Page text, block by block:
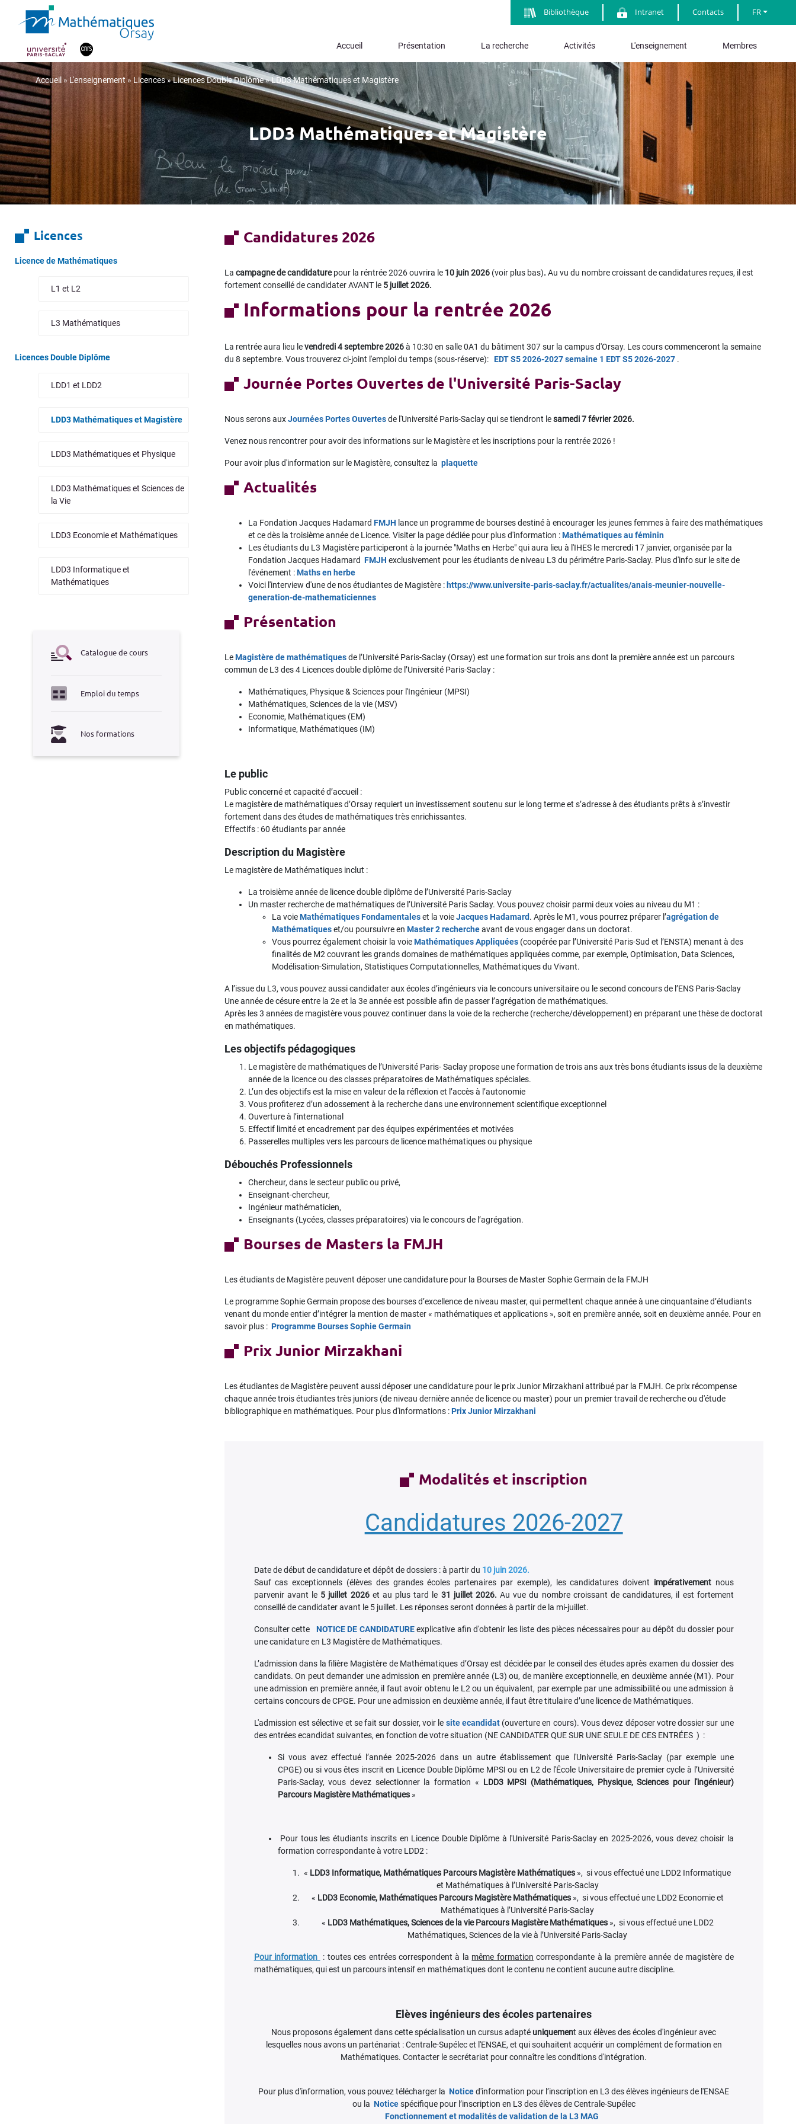
Bibliothèque Intranet Contacts FR
Accueil Présentation La recherche Activités L'enseignement Membres
Accueil » L'enseignement » Licences»Licences Double Diplôme»LDD3 Mathématiques et Magistère
LDD3 Mathématiques et Magistère
Licences
Licence de Mathématiques
L1 et L2
L3 Mathématiques
Licences Double Diplôme
LDD1 et LDD2
LDD3 Mathématiques et Magistère
LDD3 Mathématiques et Physique
LDD3 Mathématiques et Sciences de
la Vie
LDD3 Economie et Mathématiques
LDD3 Informatique et
Mathématiques
Catalogue de cours
Emploi du temps
Nos formations
Candidatures 2026
La campagne de candidaturepour la réntrée 2026 ouvrira le 10 juin 2026 (voir plus bas). Au vu du nombre croissant de candidatures reçues, il est
fortement conseillé de candidater AVANT le 5 juillet 2026.
Informations pour la rentrée 2026
La rentrée aura lieu levendredi 4 septembre 2026à 10:30 en salle 0A1 du bâtiment 307 sur la campus d'Orsay. Les cours commenceront la semaine
du 8 septembre. Vous trouverez ci-joint l'emploi du temps (sous-réserve): EDT S5 2026-2027 semaine 1 EDT S5 2026-2027 .
Journée Portes Ouvertes de l'Université Paris-Saclay
Nous serons auxJournées Portes Ouvertesde l'Université Paris-Saclay qui se tiendront lesamedi 7 février 2026.
Venez nous rencontrer pour avoir des informations sur le Magistère et les inscriptions pour la rentrée 2026 !
Pour avoir plus d'information sur le Magistère, consultez la plaquette
Actualités
La Fondation Jacques Hadamard FMJH lance un programme de bourses destiné à encourager les jeunes femmes à faire des mathématiques
et ce dès la troisième année de Licence. Visiter la page dédiée pour plus d'information :Mathématiques au féminin
Les étudiants du L3 Magistère participeront à la journée "Maths en Herbe" qui aura lieu à l'IHES le mercredi 17 janvier, organisée par la
Fondation Jacques Hadamard FMJH exclusivement pour les étudiants de niveau L3 du périmétre Paris-Saclay. Plus d'info sur le site de
l'événement :Maths en herbe
Voici l'interview d'une de nos étudiantes de Magistère :https://www.universite-paris-saclay.fr/actualites/anais-meunier-nouvelle-
generation-de-mathematiciennes
Présentation
LeMagistère de mathématiquesde l’Université Paris-Saclay (Orsay) est une formation sur trois ans dont la première année est un parcours
commun de L3 des 4 Licences double diplôme de l’Université Paris-Saclay :
Mathématiques, Physique & Sciences pour l'Ingénieur (MPSI)
Mathématiques, Sciences de la vie (MSV)
Economie, Mathématiques (EM)
Informatique, Mathématiques (IM)
Le public
Public concerné et capacité d’accueil :
Le magistère de mathématiques d’Orsay requiert un investissement soutenu sur le long terme et s’adresse à des étudiants prêts à s’investir
fortement dans des études de mathématiques très enrichissantes.
Effectifs : 60 étudiants par année
Description du Magistère
Le magistère de Mathématiques inclut :
La troisième année de licence double diplôme de l’Université Paris-Saclay
Un master recherche de mathématiques de l’Université Paris Saclay. Vous pouvez choisir parmi deux voies au niveau du M1 :
La voieMathématiques Fondamentaleset la voieJacques Hadamard. Après le M1, vous pourrez préparer l’agrégation de
Mathématiqueset/ou poursuivre en Master 2 rechercheavant de vous engager dans un doctorat.
Vous pourrez également choisir la voieMathématiques Appliquées(coopérée par l’Université Paris-Sud et l’ENSTA) menant à des
finalités de M2 couvrant les grands domaines de mathématiques appliquées comme, par exemple, Optimisation, Data Sciences,
Modélisation-Simulation, Statistiques Computationnelles, Mathématiques du Vivant.
A l’issue du L3, vous pouvez aussi candidater aux écoles d’ingénieurs via le concours universitaire ou le second concours de l’ENS Paris-Saclay
Une année de césure entre la 2e et la 3e année est possible afin de passer l’agrégation de mathématiques.
Après les 3 années de magistère vous pouvez continuer dans la voie de la recherche (recherche/développement) en préparant une thèse de doctorat
en mathématiques.
Les objectifs pédagogiques
Le magistère de mathématiques de l’Université Paris- Saclay propose une formation de trois ans aux très bons étudiants issus de la deuxième
année de la licence ou des classes préparatoires de Mathématiques spéciales.
L’un des objectifs est la mise en valeur de la réflexion et l’accès à l’autonomie
Vous profiterez d’un adossement à la recherche dans une environnement scientifique exceptionnel
Ouverture à l’international
Effectif limité et encadrement par des équipes expérimentées et motivées
Passerelles multiples vers les parcours de licence mathématiques ou physique
Débouchés Professionnels
Chercheur, dans le secteur public ou privé,
Enseignant-chercheur,
Ingénieur mathématicien,
Enseignants (Lycées, classes préparatoires) via le concours de l’agrégation.
Bourses de Masters la FMJH
Les étudiants de Magistère peuvent déposer une candidature pour la Bourses de Master Sophie Germain de la FMJH
Le programme Sophie Germain propose des bourses d’excellence de niveau master, qui permettent chaque année à une cinquantaine d’étudiants
venant du monde entier d’intégrer la mention de master « mathématiques et applications », soit en première année, soit en deuxième année. Pour en
savoir plus : Programme Bourses Sophie Germain
Prix Junior Mirzakhani
Les étudiantes de Magistère peuvent aussi déposer une candidature pour le prix Junior Mirzakhani attribué par la FMJH. Ce prix récompense
chaque année trois étudiantes très juniors (de niveau dernière année de licence ou master) pour un premier travail de recherche ou d'étude
bibliographique en mathématiques. Pour plus d'informations :Prix Junior Mirzakhani
Modalités et inscription
Candidatures 2026-2027
Date de début de candidature et dépôt de dossiers : à partir du 10 juin 2026.
Sauf cas exceptionnels (élèves des grandes écoles partenaires par exemple), les candidatures doivent impérativementnous
parvenir avant le 5 juillet 2026 et au plus tard le 31 juillet 2026. Au vue du nombre croissant de candidatures, il est fortement
conseillé de candidater avant le 5 juillet. Les réponses seront données à partir de la mi-juillet.
Consulter cette NOTICE DE CANDIDATUREexplicative afin d'obtenir les liste des pièces nécessaires pour au dépôt du dossier pour
une canidature en L3 Magistère de Mathématiques.
L’admission dans la filière Magistère de Mathématiques d’Orsay est décidée par le conseil des études après examen du dossier des
candidats. On peut demander une admission en première année (L3) ou, de manière exceptionnelle, en deuxième année (M1). Pour
une admission en première année, il faut avoir obtenu le L2 ou un équivalent, par exemple par une admissibilité ou une admission à
certains concours de CPGE. Pour une admission en deuxième année, il faut être titulaire d’une licence de Mathématiques.
L'admission est sélective et se fait sur dossier, voir le site ecandidat(ouverture en cours). Vous devez déposer votre dossier sur une
des entrées ecandidat suivantes, en fonction de votre situation (NE CANDIDATER QUE SUR UNE SEULE DE CES ENTRÉES ) :
Si vous avez effectué l’année 2025-2026 dans un autre établissement que l'Université Paris-Saclay (par exemple une
CPGE) ou si vous êtes inscrit en Licence Double Diplôme MPSI ou en L2 de l'École Universitaire de premier cycle à l’Université
Paris-Saclay, vous devez selectionner la formation « LDD3 MPSI (Mathématiques, Physique, Sciences pour l'ingénieur)
Parcours Magistère Mathématiques»
Pour tous les étudiants inscrits en Licence Double Diplôme à l'Université Paris-Saclay en 2025-2026, vous devez choisir la
formation correspondante à votre LDD2 :
« LDD3 Informatique, Mathématiques Parcours Magistère Mathématiques », si vous effectué une LDD2 Informatique
et Mathématiques à l’Université Paris-Saclay
« LDD3 Economie, Mathématiques Parcours Magistère Mathématiques», si vous effectué une LDD2 Economie et
Mathématiques à l’Université Paris-Saclay
« LDD3 Mathématiques, Sciences de la vie Parcours Magistère Mathématiques», si vous effectué une LDD2
Mathématiques, Sciences de la vie à l’Université Paris-Saclay
Pour information : toutes ces entrées correspondent à la même formation correspondante à la première année de magistère de
mathématiques, qui est un parcours intensif en mathématiques dont le contenu ne contient aucune autre discipline.
Elèves ingénieurs des écoles partenaires
Nous proposons également dans cette spécialisation un cursus adapté uniquement aux élèves des écoles d'ingénieur avec
lesquelles nous avons un parténariat : Centrale-Supélec et l'ENSAE, et qui souhaitent acquérir un complément de formation en
Mathématiques. Contacter le secrétariat pour connaître les conditions d'intégration.
Pour plus d'information, vous pouvez télécharger la Noticed'information pour l’inscription en L3 des élèves ingénieurs de l'ENSAE
ou la Noticespécifique pour l’inscription en L3 des élèves de Centrale-Supélec
Fonctionnement et modalités de validation de la L3 MAG